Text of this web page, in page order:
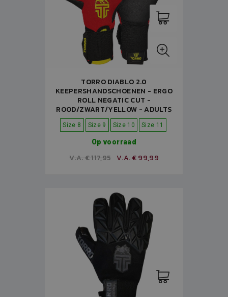
TORRO DIABLO 2.0
KEEPERSHANDSCHOENEN - ERGO
ROLL NEGATIC CUT -
ROOD/ZWART/YELLOW - ADULTS
Size 8 Size 9 Size 10 Size 11
Op voorraad
V.A. € 117,95 V.A. € 99,99